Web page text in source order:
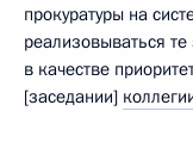
прокуратуры на
реализовываться
в качестве
[заседании]